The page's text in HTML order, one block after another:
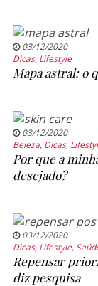
03/12/2020
Dicas, Lifestyle
Mapa astral: o
03/12/2020
Beleza, Dicas,
Por que a
desejado?
03/12/2020
Dicas, Lifestyle,
Repensar
diz pesquisa